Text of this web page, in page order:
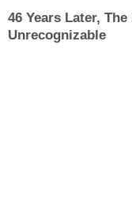
46 Years Later,
Unrecognizable